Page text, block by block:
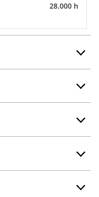
28.000 h